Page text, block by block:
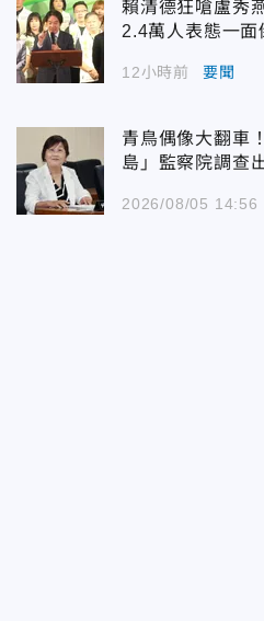
賴清德狂嗆盧秀
2.4萬人表態一面
12小時前 要聞
青鳥偶像大翻車
島」監察院調查
2026/08/05 14:56